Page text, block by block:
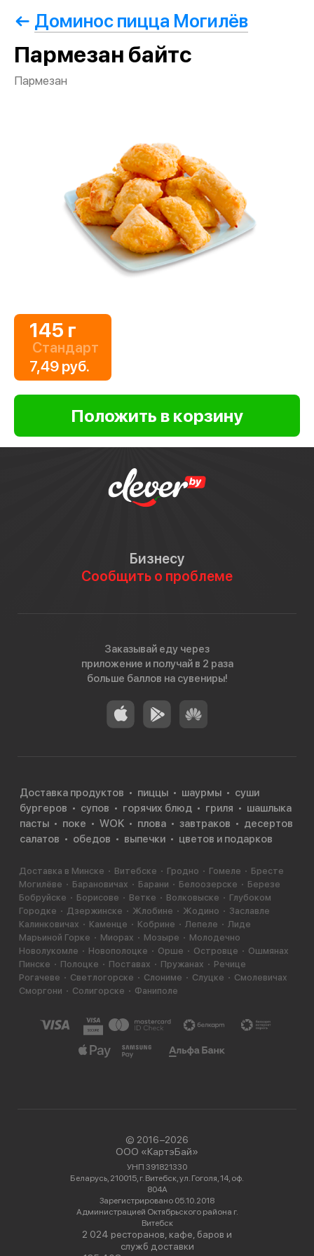
Доминос пицца Могилёв
Пармезан байтс
Пармезан
145 г
Стандарт
7,49 руб.
Бизнесу
Сообщить о проблеме
Заказывай еду через
приложение и получай в 2 раза
больше баллов на сувениры!
Доставка продуктов пиццы шаурмы
суши
бургеров
супов горячих блюд гриля
шашлыка
пасты
поке WOK плова завтраков
десертов
салатов
обедов выпечки цветов и подарков
Доставка в Минске Витебске Гродно Гомеле
Бресте
Могилёве
Барановичах Барани Белоозерске
Березе
Бобруйске
Борисове Ветке Волковыске
Глубоком
Городке
Дзержинске Жлобине Жодино
Заславле
Калинковичах
Каменце Кобрине Лепеле
Лиде
Марьиной Горке
Миорах Мозыре
Молодечно
Новолукомле
Новополоцке Орше Островце
Ошмянах
Пинске
Полоцке Поставах Пружанах
Речице
Рогачеве
Светлогорске Слониме Слуцке
Смолевичах
Сморгони
Солигорске Фаниполе
© 2016−2026
ООО «КартэБай»
УНП 391821330
Беларусь, 210015, г. Витебск, ул. Гоголя, 14, оф.
804А
Зарегистрировано 05.10.2018
Администрацией Октябрьского района г.
Витебск
2 024 ресторанов, кафе, баров и
служб доставки